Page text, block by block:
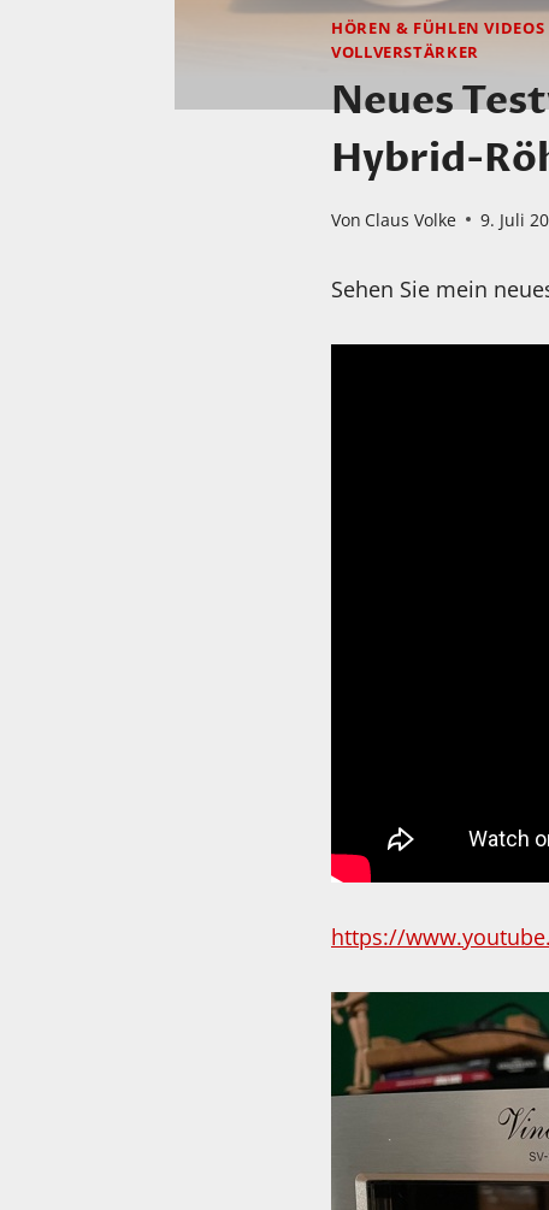
HÖREN & FÜHLEN VIDEOS
VOLLVERSTÄRKER
Neues
Hybrid-
Von Claus Volke 9. Juli
Sehen Sie mein
https://